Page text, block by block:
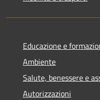
Educazione e
Ambiente
Salute, benessere e
Autorizzazioni